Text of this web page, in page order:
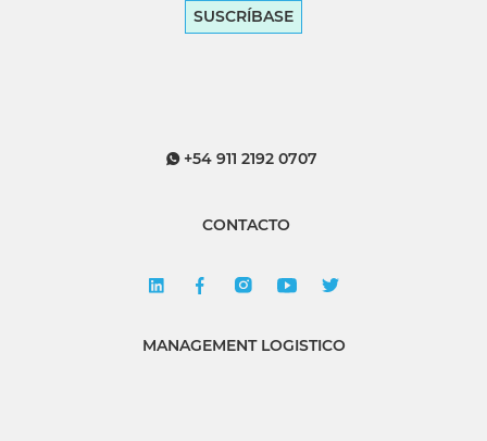
SUSCRÍBASE
+54 911 2192 0707
CONTACTO
MANAGEMENT LOGISTICO